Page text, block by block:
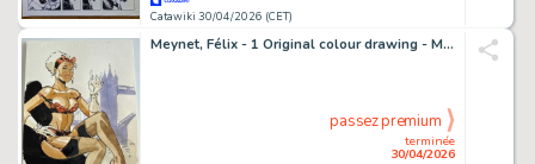
Catawiki 30/04/2026 (CET)
Meynet, Félix - 1 Original colour drawing - Mirabelle à Londres
terminée
30/04/2026
passez premium